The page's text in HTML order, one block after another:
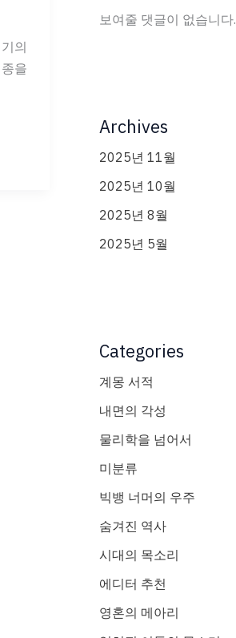
의
을
보여줄 댓글이 없습니다.
Archives
2025년 11월
2025년 10월
2025년 8월
2025년 5월
Categories
계몽 서적
내면의 각성
물리학을 넘어서
미분류
빅뱅 너머의 우주
숨겨진 역사
시대의 목소리
에디터 추천
영혼의 메아리